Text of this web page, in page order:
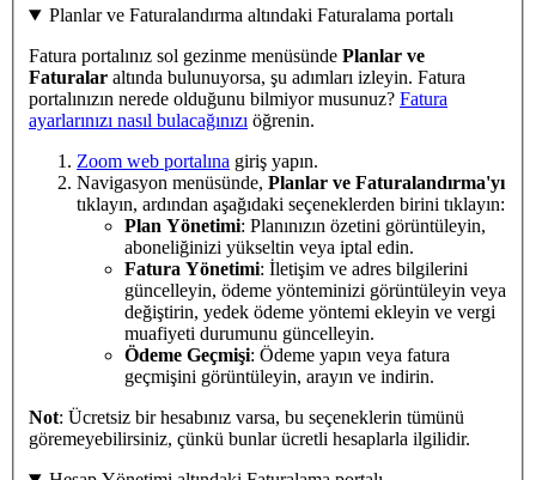
Planlar ve Faturalandırma altındaki Faturalama portalı
Fatura portalınız sol gezinme menüsünde Planlar ve
Faturalar altında bulunuyorsa, şu adımları izleyin. Fatura
portalınızın nerede olduğunu bilmiyor musunuz? Fatura
ayarlarınızı nasıl bulacağınızı öğrenin.
Zoom web portalına giriş yapın.
Navigasyon menüsünde, Planlar ve Faturalandırma'yı
tıklayın, ardından aşağıdaki seçeneklerden birini tıklayın:
Plan Yönetimi: Planınızın özetini görüntüleyin,
aboneliğinizi yükseltin veya iptal edin.
Fatura Yönetimi: İletişim ve adres bilgilerini
güncelleyin, ödeme yönteminizi görüntüleyin veya
değiştirin, yedek ödeme yöntemi ekleyin ve vergi
muafiyeti durumunu güncelleyin.
Ödeme Geçmişi: Ödeme yapın veya fatura
geçmişini görüntüleyin, arayın ve indirin.
Not: Ücretsiz bir hesabınız varsa, bu seçeneklerin tümünü
göremeyebilirsiniz, çünkü bunlar ücretli hesaplarla ilgilidir.